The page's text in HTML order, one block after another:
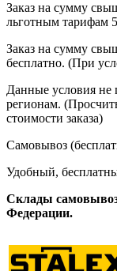
Заказ на сумму
льготным тарифам
Заказ на сумму
бесплатно. (При
Данные условия
регионам.
стоимости заказа)
Самовывоз
Удобный,
Склады
Федерации.